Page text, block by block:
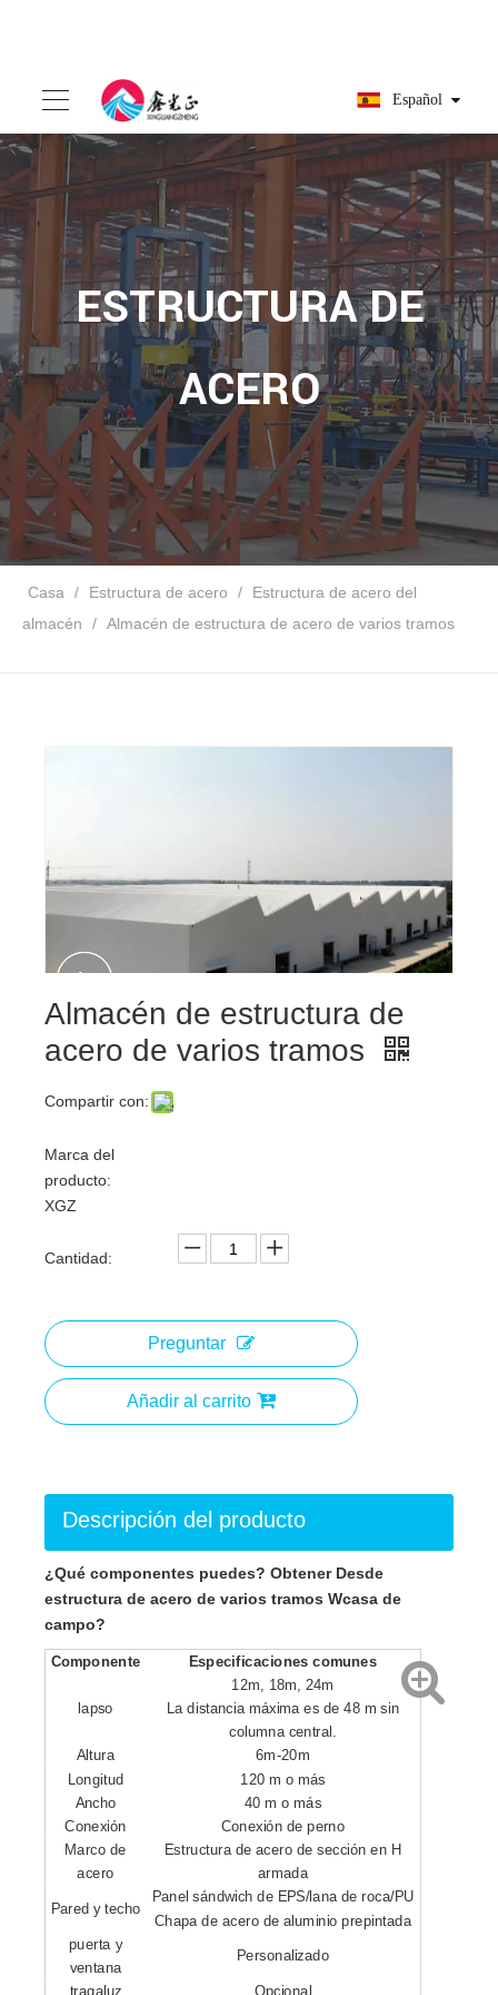
Español
ESTRUCTURA DE
ACERO
Casa / Estructura de acero /
Estructura de acero del
almacén
/ Almacén de estructura de acero de varios tramos
Almacén de estructura de
acero de varios tramos
Compartir con:
Marca del
producto:
XGZ
Cantidad:
Preguntar
Añadir al carrito
Descripción del producto
¿Qué componentes puedes? Obtener Desde
estructura de acero de varios tramos Wcasa de
campo?
Componente Especificaciones comunes
lapso
12m, 18m, 24m
La distancia máxima es de 48 m sin
columna central.
Altura 6m-20m
Longitud 120 m o más
Ancho
40 m o más
Conexión
Conexión de perno
Marco de
acero
Estructura de acero de sección en H
armada
Pared y techo
Panel sándwich de EPS/lana de roca/PU
Chapa de acero de aluminio prepintada
puerta y
ventana
Personalizado
tragaluz Opcional